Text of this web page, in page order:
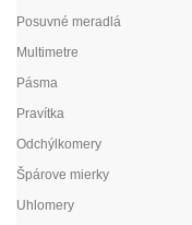
Posuvné meradlá
Multimetre
Pásma
Pravítka
Odchýlkomery
Špárove mierky
Uhlomery